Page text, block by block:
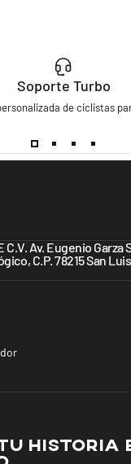
Soporte Turbo
de ciclistas
C.V. Av. Eugenio Garza
C.P. 78215 San
HISTORIA